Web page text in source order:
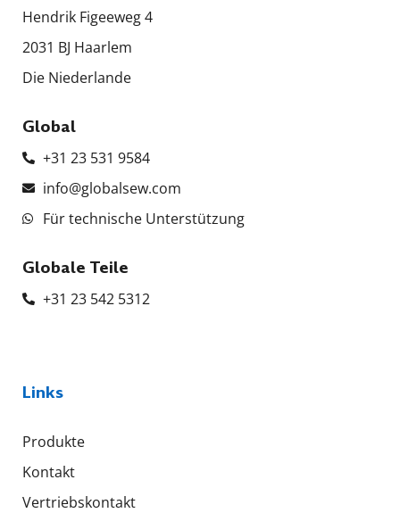
Hendrik Figeeweg 4
2031 BJ Haarlem
Die Niederlande
Global
+31 23 531 9584
info@globalsew.com
Für technische Unterstützung
Globale Teile
+31 23 542 5312
Links
Produkte
Kontakt
Vertriebskontakt